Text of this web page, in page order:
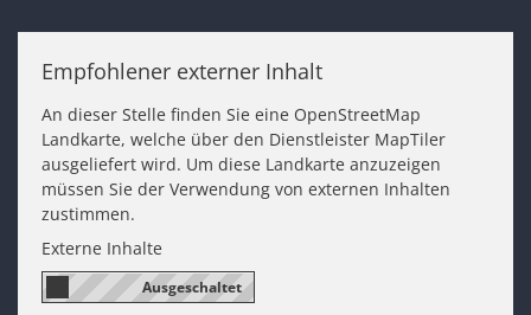
Empfohlener externer Inhalt
An dieser Stelle finden Sie eine OpenStreetMap
Landkarte, welche über den Dienstleister MapTiler
ausgeliefert wird. Um diese Landkarte anzuzeigen
müssen Sie der Verwendung von externen Inhalten
zustimmen.
Externe Inhalte